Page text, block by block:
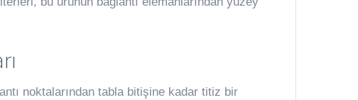
noktalarından tabla bitişine kadar titiz bir